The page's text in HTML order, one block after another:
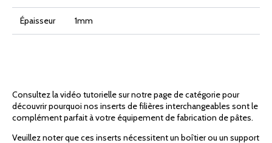
Épaisseur 1mm
Consultez la vidéo tutorielle sur notre page de catégorie pour
découvrir pourquoi nos inserts de filières interchangeables sont le
complément parfait à votre équipement de fabrication de pâtes.
Veuillez noter que ces inserts nécessitent un boîtier ou un support